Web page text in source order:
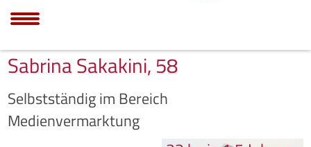
Sabrina Sakakini, 58
Selbstständig im Bereich
Medienvermarktung